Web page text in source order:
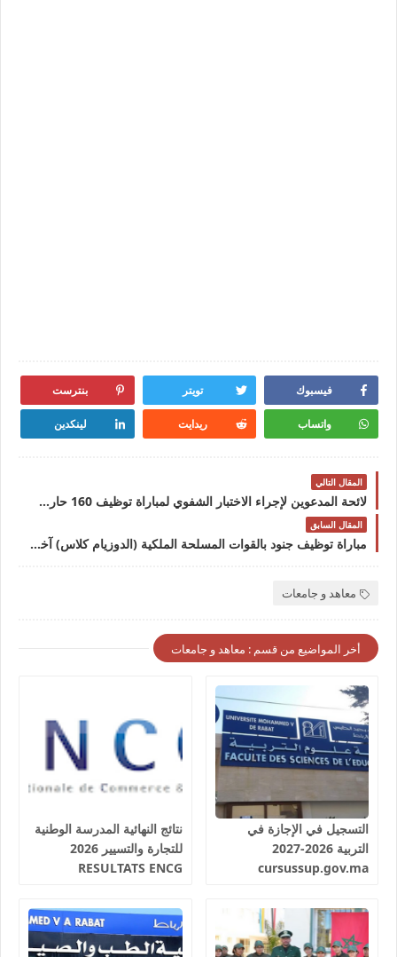
فيسبوك تويتر بنترست
واتساب ريدايت لينكدين
المقال التالي
لائحة المدعوين لإجراء الاختبار الشفوي لمباراة توظيف 160 حارس الجمارك من الدرجة الثالثة بإدارة الجمارك و الضرائب الغير المباشرة
المقال السابق
مباراة توظيف جنود بالقوات المسلحة الملكية (الدوزيام كلاس) آخر أجل 25 أكتوبر 2023
معاهد و جامعات
أخر المواضيع من قسم : معاهد و جامعات
التسجيل في الإجازة في
التربية 2026-2027
cursussup.gov.ma
نتائج النهائية المدرسة الوطنية
للتجارة والتسيير 2026
RESULTATS ENCG